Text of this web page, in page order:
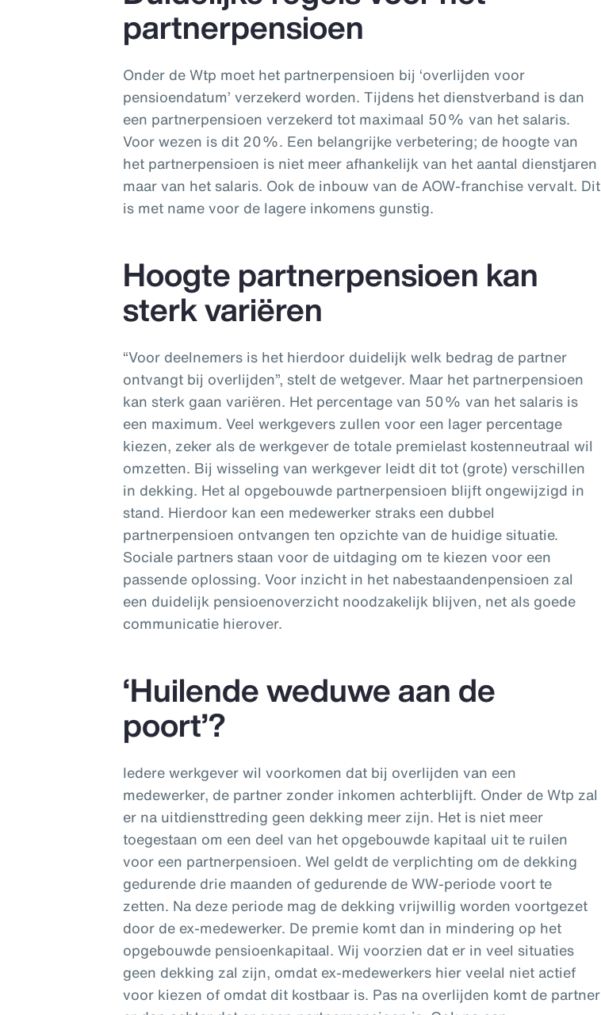
partnerpensioen
Onder de Wtp moet het partnerpensioen bij ‘overlijden voor
pensioendatum’ verzekerd worden. Tijdens het dienstverband is dan
een partnerpensioen verzekerd tot maximaal 50% van het salaris.
Voor wezen is dit 20%. Een belangrijke verbetering; de hoogte van
het partnerpensioen is niet meer afhankelijk van het aantal dienstjaren
maar van het salaris. Ook de inbouw van de AOW-franchise vervalt. Dit
is met name voor de lagere inkomens gunstig.
Hoogte partnerpensioen kan
sterk variëren
“Voor deelnemers is het hierdoor duidelijk welk bedrag de partner
ontvangt bij overlijden”, stelt de wetgever. Maar het partnerpensioen
kan sterk gaan variëren. Het percentage van 50% van het salaris is
een maximum. Veel werkgevers zullen voor een lager percentage
kiezen, zeker als de werkgever de totale premielast kostenneutraal wil
omzetten. Bij wisseling van werkgever leidt dit tot (grote) verschillen
in dekking. Het al opgebouwde partnerpensioen blijft ongewijzigd in
stand. Hierdoor kan een medewerker straks een dubbel
partnerpensioen ontvangen ten opzichte van de huidige situatie.
Sociale partners staan voor de uitdaging om te kiezen voor een
passende oplossing. Voor inzicht in het nabestaandenpensioen zal
een duidelijk pensioenoverzicht noodzakelijk blijven, net als goede
communicatie hierover.
‘Huilende weduwe aan de
poort’?
Iedere werkgever wil voorkomen dat bij overlijden van een
medewerker, de partner zonder inkomen achterblijft. Onder de Wtp zal
er na uitdiensttreding geen dekking meer zijn. Het is niet meer
toegestaan om een deel van het opgebouwde kapitaal uit te ruilen
voor een partnerpensioen. Wel geldt de verplichting om de dekking
gedurende drie maanden of gedurende de WW-periode voort te
zetten. Na deze periode mag de dekking vrijwillig worden voortgezet
door de ex-medewerker. De premie komt dan in mindering op het
opgebouwde pensioenkapitaal. Wij voorzien dat er in veel situaties
geen dekking zal zijn, omdat ex-medewerkers hier veelal niet actief
voor kiezen of omdat dit kostbaar is. Pas na overlijden komt de partner